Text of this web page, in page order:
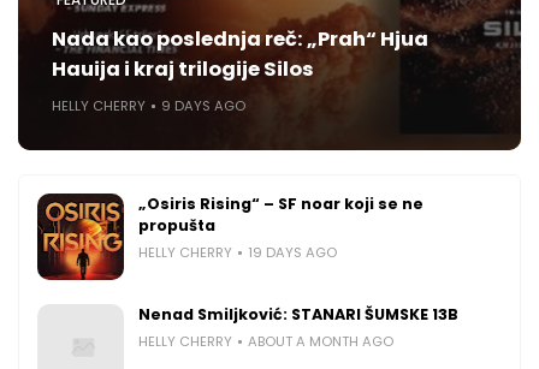
Nada kao poslednja reč: „Prah“ Hjua
Hauija i kraj trilogije Silos
HELLY CHERRY 9 DAYS AGO
„Osiris Rising“ – SF noar koji se ne
propušta
HELLY CHERRY 19 DAYS AGO
Nenad Smiljković: STANARI ŠUMSKE 13B
HELLY CHERRY ABOUT A MONTH AGO